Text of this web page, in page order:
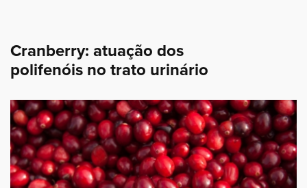
Cranberry: atuação dos
polifenóis no trato urinário